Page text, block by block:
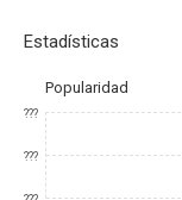
Estadísticas
Popularidad
???
???